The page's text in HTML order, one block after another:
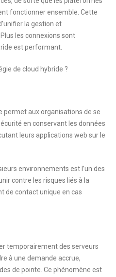
fonctionner ensemble. Cette
la gestion et
les connexions sont
est performant.
de cloud hybride ?
permet aux organisations de se
en conservant les données
leurs applications web sur le
environnements est l’un des
contre les risques liés à la
de contact unique en cas
temporairement des serveurs
à une demande accrue,
de pointe. Ce phénomène est